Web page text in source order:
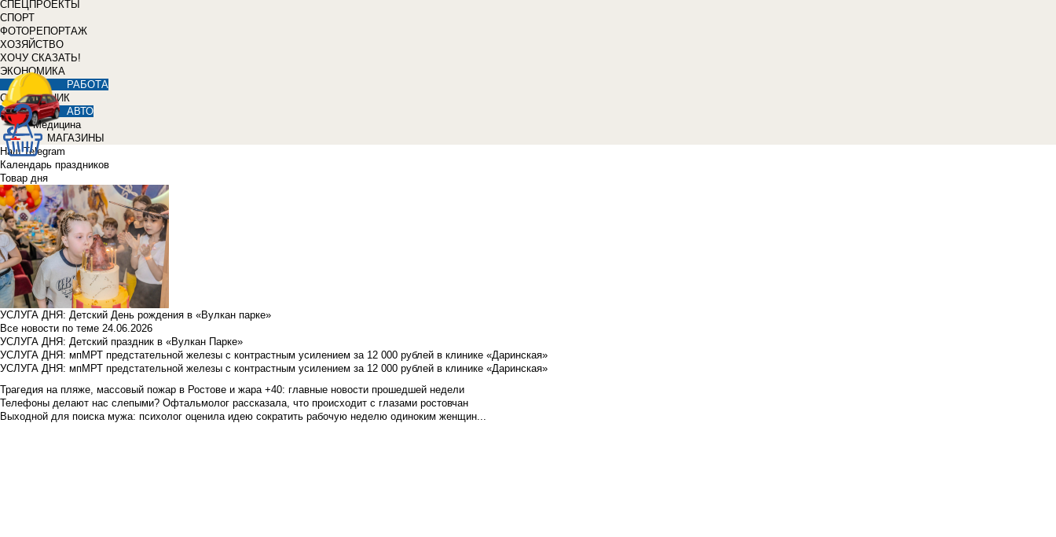
СПЕЦПРОЕКТЫ
СПОРТ
ФОТОРЕПОРТАЖ
ХОЗЯЙСТВО
ХОЧУ СКАЗАТЬ!
ЭКОНОМИКА
РАБОТА
СПРАВОЧНИК
АВТО
Медицина
МАГАЗИНЫ
Наш Telegram
Календарь праздников
Товар дня
УСЛУГА ДНЯ: Детский День рождения в «Вулкан парке»
Все новости по теме 24.06.2026
УСЛУГА ДНЯ: Детский праздник в «Вулкан Парке»
УСЛУГА ДНЯ: мпМРТ предстательной железы с контрастным усилением за 12 000 рублей в клинике «Даринская»
УСЛУГА ДНЯ: мпМРТ предстательной железы с контрастным усилением за 12 000 рублей в клинике «Даринская»
Трагедия на пляже, массовый пожар в Ростове и жара +40: главные новости прошедшей недели
Телефоны делают нас слепыми? Офтальмолог рассказала, что происходит с глазами ростовчан
Выходной для поиска мужа: психолог оценила идею сократить рабочую неделю одиноким женщин...